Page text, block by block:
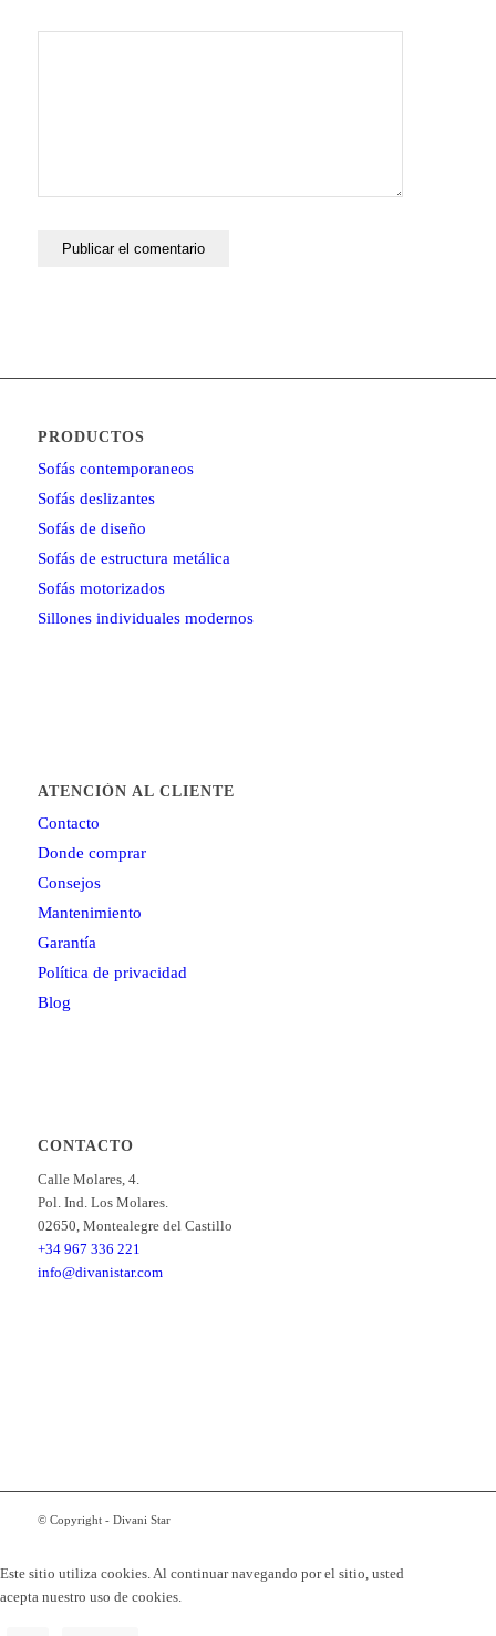
PRODUCTOS
Sofás contemporaneos
Sofás deslizantes
Sofás de diseño
Sofás de estructura metálica
Sofás motorizados
Sillones individuales modernos
ATENCIÓN AL CLIENTE
Contacto
Donde comprar
Consejos
Mantenimiento
Garantía
Política de privacidad
Blog
CONTACTO
Calle Molares, 4.
Pol. Ind. Los Molares.
02650, Montealegre del Castillo
+34 967 336 221
info@divanistar.com
© Copyright - Divani Star
Este sitio utiliza cookies. Al continuar navegando por el sitio, usted
acepta nuestro uso de cookies.